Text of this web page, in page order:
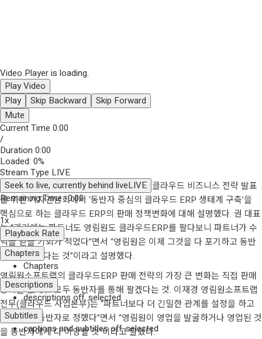
Video Player is loading.
Play Video
Play
Skip Backward
Skip Forward
Mute
Current Time 0:00
/
Duration 0:00
Loaded: 0%
Stream Type LIVE
Seek to live, currently behind liveLIVE
Remaining Time-0:00
1x
Playback Rate
Chapters
Chapters
Descriptions
descriptions off, selected
Subtitles
captions and subtitles off, selected
권영범 영림원소프트랩 대표가 지난 18일 클라우드 비즈니스 전략 발표
를 위한 기자간담회에서 ‘동반자 중심의 클라우드 ERP 생태계 구축’을
핵심으로 하는 클라우드 ERP의 판매 정책변화에 대해 설명했다. 권 대표
는 “과거에는 파트너도 영림원도 클라우드ERP를 팔다보니 파트너가 수
익을 얻을 기회가 적었다”면서 “영림원은 이제 그것을 다 포기하고 동반
자에게 주겠다는 것”이라고 설명했다.
영림원소프트랩의 클라우드ERP 판매 전략의 가장 큰 변화는 직접 판매
방식을 없애고 모두 동반자를 통해 팔겠다는 것. 이재경 영림원소프트랩
전무(클라우드 사업본부)는 “파트너보다 더 긴밀한 관계를 설정을 하고
그 이름을 동반자로 정했다”면서 “영림원이 영업을 발굴하거나 영업된 것
을 동반자에게 다 이양할 것”이라고 말했다.